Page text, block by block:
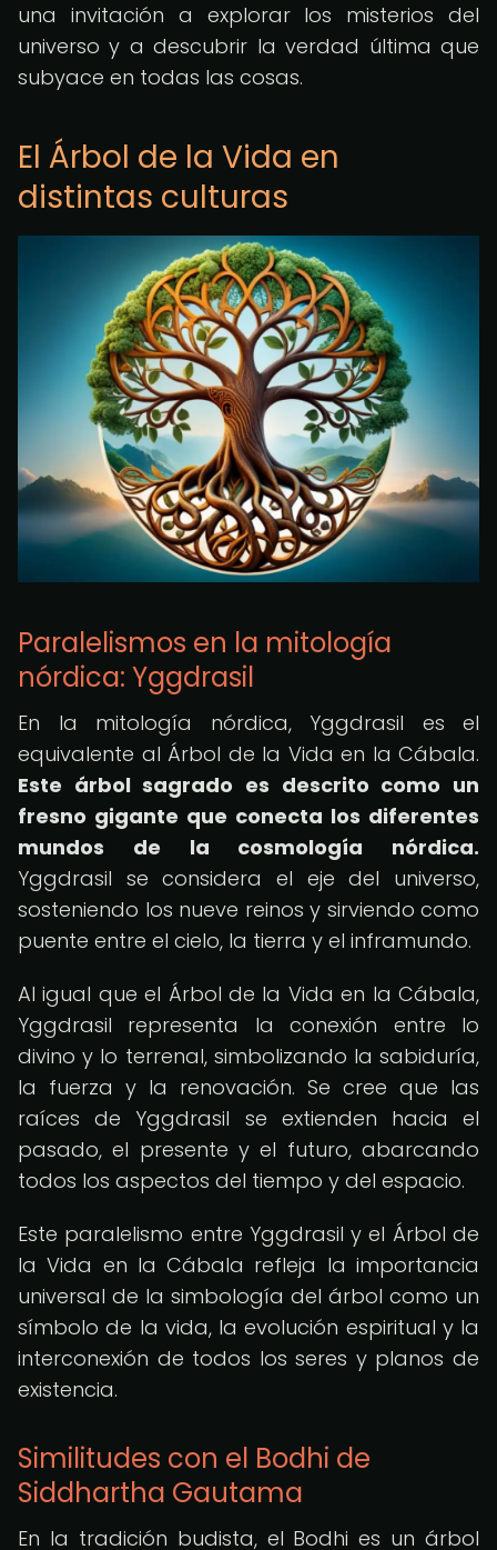
una invitación a explorar los misterios del
universo y a descubrir la verdad última que
subyace en todas las cosas.
El Árbol de la Vida en
distintas culturas
Paralelismos en la mitología
nórdica: Yggdrasil
En la mitología nórdica, Yggdrasil es el
equivalente al Árbol de la Vida en la Cábala.
Este árbol sagrado es descrito como un
fresno gigante que conecta los diferentes
mundos de la cosmología nórdica.
Yggdrasil se considera el eje del universo,
sosteniendo los nueve reinos y sirviendo como
puente entre el cielo, la tierra y el inframundo.
Al igual que el Árbol de la Vida en la Cábala,
Yggdrasil representa la conexión entre lo
divino y lo terrenal, simbolizando la sabiduría,
la fuerza y la renovación. Se cree que las
raíces de Yggdrasil se extienden hacia el
pasado, el presente y el futuro, abarcando
todos los aspectos del tiempo y del espacio.
Este paralelismo entre Yggdrasil y el Árbol de
la Vida en la Cábala refleja la importancia
universal de la simbología del árbol como un
símbolo de la vida, la evolución espiritual y la
interconexión de todos los seres y planos de
existencia.
Similitudes con el Bodhi de
Siddhartha Gautama
En la tradición budista, el Bodhi es un árbol